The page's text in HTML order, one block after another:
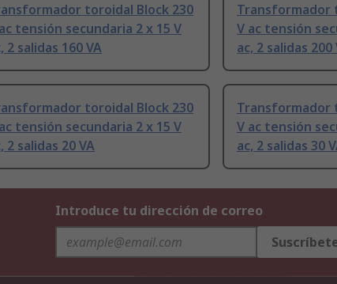
toroidal Block 230
tensión secundaria 2 x 15 V
2 salidas 160 VA
Transformador
V ac tensión
ac, 2 salidas 200
toroidal Block 230
tensión secundaria 2 x 15 V
2 salidas 20 VA
Transformador
V ac tensión
ac, 2 salidas 30
Introduce tu dirección de correo